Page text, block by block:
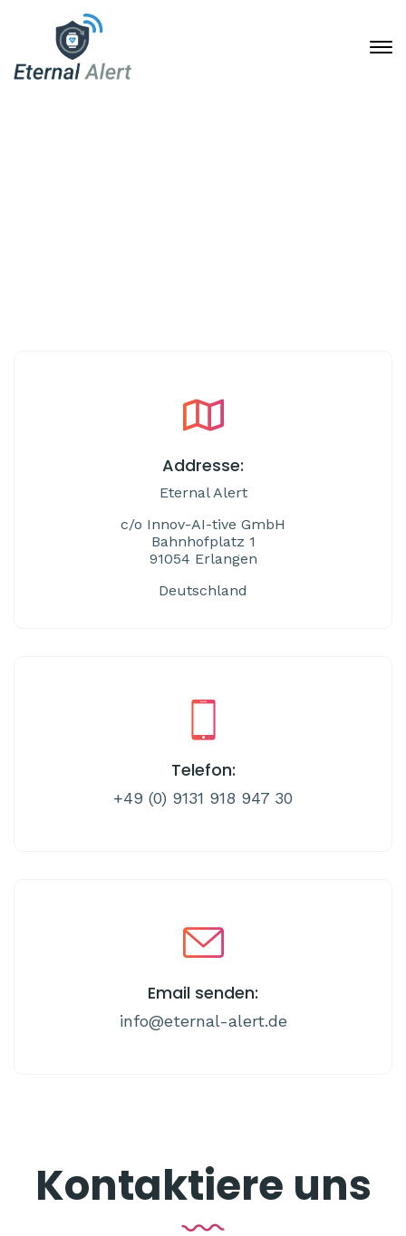
Addresse:
Eternal Alert
c/o Innov-AI-tive GmbH
Bahnhofplatz 1
91054 Erlangen
Deutschland
Telefon:
+49 (0) 9131 918 947 30
Email senden:
info@eternal-alert.de
Kontaktiere uns